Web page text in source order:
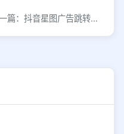
下一篇：抖音星图广告跳转链接生成工具详解